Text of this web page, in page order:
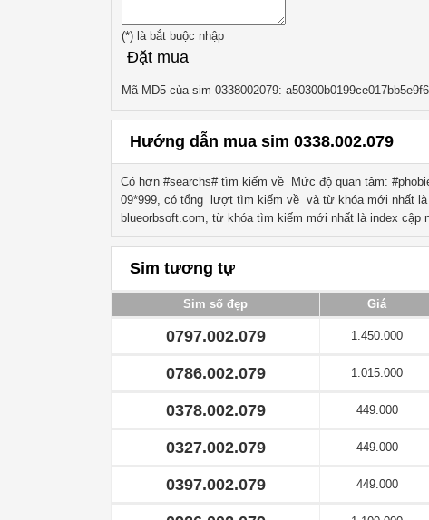
(*) là bắt buộc nhập
Đặt mua
Mã MD5 của sim 0338002079:
Hướng dẫn mua sim 0338.002.079
Có hơn #searchs# tìm kiếm về Mức độ quan tâm:
09*999, có tổng lượt tìm kiếm về và từ khóa mới nhất là
blueorbsoft.com, từ khóa tìm kiếm mới nhất là index cập
Sim tương tự
Sim số đẹp Giá
0797.002.079 1.450.000
0786.002.079 1.015.000
0378.002.079 449.000
0327.002.079 449.000
0397.002.079 449.000